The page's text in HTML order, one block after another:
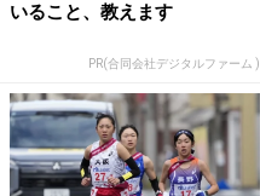
いること、教えます
PR(合同会社デジタルファーム )